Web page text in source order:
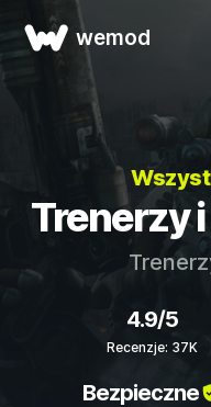
wemod
Trenerzy
4.9/5
Recenzje: 37K
Bezpieczne